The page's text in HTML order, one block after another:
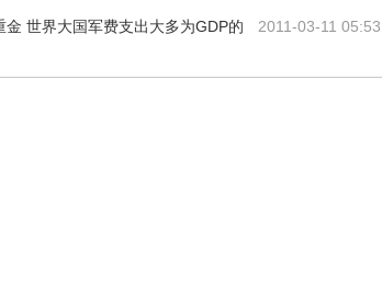
2011-03-11 05:53
世界大国军费支出大多为GDP的